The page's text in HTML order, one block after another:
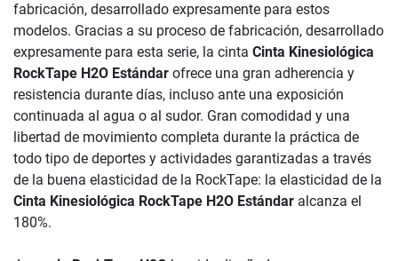
fabricación, desarrollado expresamente para estos
modelos. Gracias a su proceso de fabricación, desarrollado
expresamente para esta serie, la cinta Cinta Kinesiológica
RockTape H2O Estándar ofrece una gran adherencia y
resistencia durante días, incluso ante una exposición
continuada al agua o al sudor. Gran comodidad y una
libertad de movimiento completa durante la práctica de
todo tipo de deportes y actividades garantizadas a través
de la buena elasticidad de la RockTape: la elasticidad de la
Cinta Kinesiológica RockTape H2O Estándar alcanza el
180%.